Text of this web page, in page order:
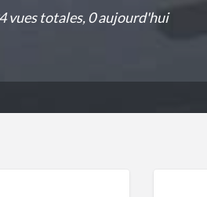
vues totales, 0 aujourd'hui